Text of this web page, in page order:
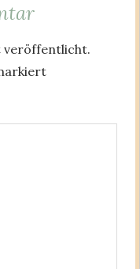
veröffentlicht.